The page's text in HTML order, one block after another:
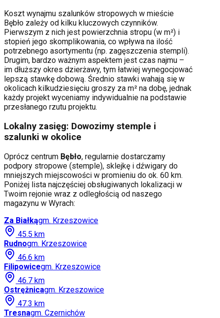
Koszt wynajmu szalunków stropowych w mieście
Bębło zależy od kilku kluczowych czynników.
Pierwszym z nich jest powierzchnia stropu (w m²) i
stopień jego skomplikowania, co wpływa na ilość
potrzebnego asortymentu (np. zagęszczenia stempli).
Drugim, bardzo ważnym aspektem jest czas najmu –
im dłuższy okres dzierżawy, tym łatwiej wynegocjować
lepszą stawkę dobową. Średnio stawki wahają się w
okolicach kilkudziesięciu groszy za m² na dobę, jednak
każdy projekt wyceniamy indywidualnie na podstawie
przesłanego rzutu projektu.
Lokalny zasięg: Dowozimy stemple i
szalunki w okolice
Oprócz centrum Bębło, regularnie dostarczamy
podpory stropowe (stemple), sklejkę i dźwigary do
mniejszych miejscowości w promieniu do ok. 60 km.
Poniżej lista najczęściej obsługiwanych lokalizacji w
Twoim rejonie wraz z odległością od naszego
magazynu w Wyrach:
Za Białkągm. Krzeszowice
45.5 km
Rudnogm. Krzeszowice
46.6 km
Filipowicegm. Krzeszowice
46.7 km
Ostrężnicagm. Krzeszowice
47.3 km
Tresnagm. Czernichów